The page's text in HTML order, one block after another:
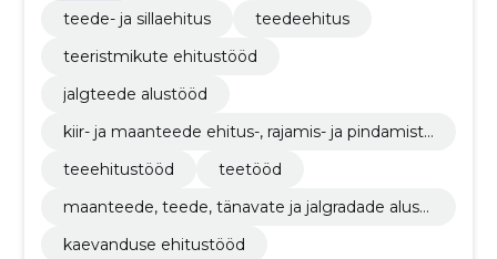
teede- ja sillaehitus
teedeehitus
teeristmikute ehitustööd
jalgteede alustööd
kiir- ja maanteede ehitus-, rajamis- ja pindamistö
teeehitustööd
teetööd
maanteede, teede, tänavate ja jalgradade alust
kaevanduse ehitustööd